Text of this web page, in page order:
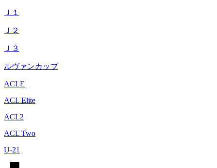
Ｊ１
Ｊ２
Ｊ３
ルヴァンカップ
ACLE
ACL Elite
ACL2
ACL Two
U-21